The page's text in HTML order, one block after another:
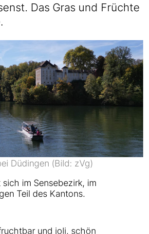
Das Gras und Früchte
Düdingen (Bild: zVg)
im Sensebezirk, im
Teil des Kantons.
und joli, schön